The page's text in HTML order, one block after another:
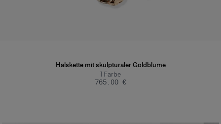
Halskette mit skulpturaler Goldblume
1 Farbe
‌765.00 €